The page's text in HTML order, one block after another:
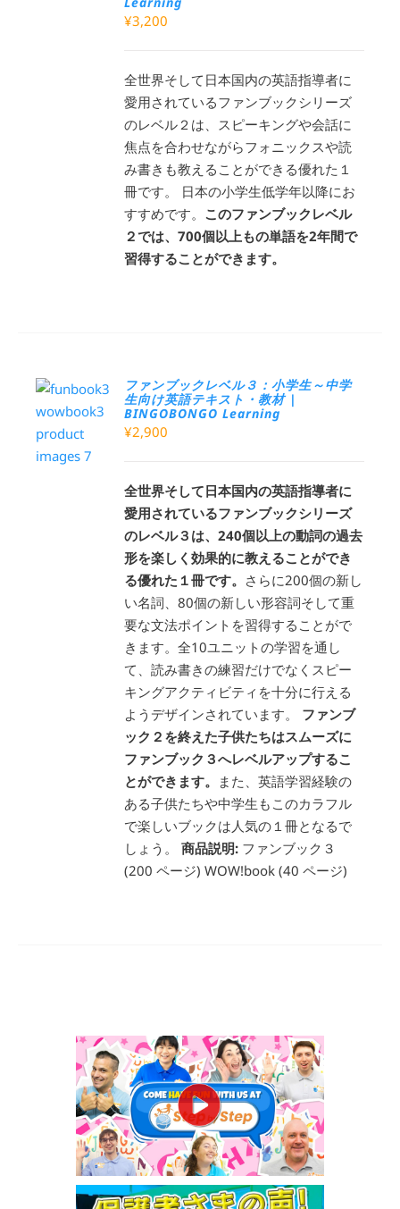
¥3,200
全世界そして日本国内の英語指導者に
愛用されているファンブックシリーズ
のレベル２は、スピーキングや会話に
焦点を合わせながらフォニックスや読
み書きも教えることができる優れた１
冊です。 日本の小学生低学年以降にお
すすめです。 このファンブックレベル
２では、700個以上もの単語を2年間で
習得することができます。
ファンブックレベル３：小学生～中学
生向け英語テキスト・教材 |
BINGOBONGO Learning
¥2,900
全世界そして日本国内の英語指導者に
愛用されているファンブックシリーズ
のレベル３は、240個以上の動詞の過去
形を楽しく効果的に教えることができ
る優れた１冊です。 さらに200個の新し
い名詞、80個の新しい形容詞そして重
要な文法ポイントを習得することがで
きます。全10ユニットの学習を通し
て、読み書きの練習だけでなくスピー
キングアクティビティを十分に行える
ようデザインされています。 ファンブ
ック２を終えた子供たちはスムーズに
ファンブック３へレベルアップするこ
とができます。 また、英語学習経験の
ある子供たちや中学生もこのカラフル
で楽しいブックは人気の１冊となるで
しょう。商品説明: ファンブック３
(200 ページ) WOW!book (40 ページ)